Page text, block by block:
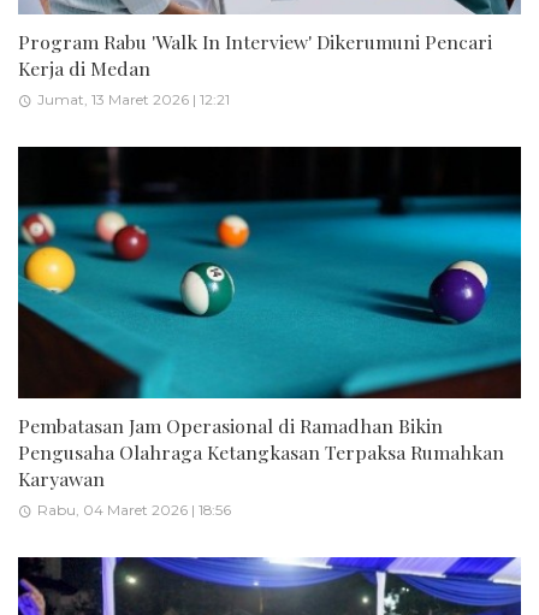
Program Rabu 'Walk In Interview' Dikerumuni Pencari
Kerja di Medan
Jumat, 13 Maret 2026 | 12:21
Pembatasan Jam Operasional di Ramadhan Bikin
Pengusaha Olahraga Ketangkasan Terpaksa Rumahkan
Karyawan
Rabu, 04 Maret 2026 | 18:56